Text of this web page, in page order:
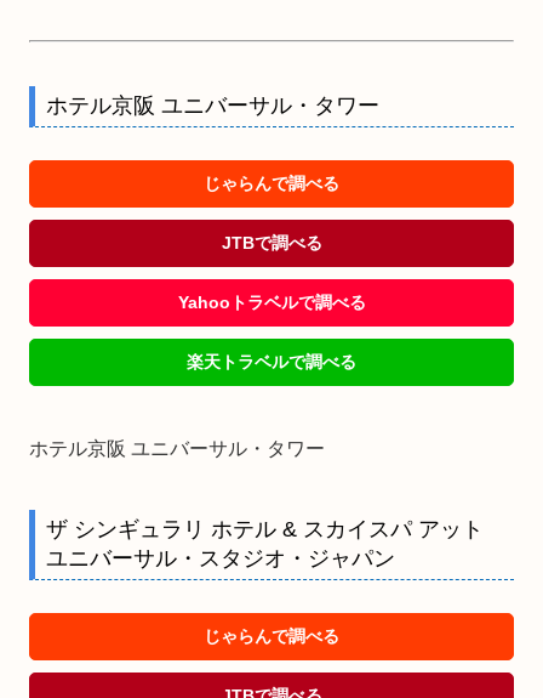
ホテル京阪 ユニバーサル・タワー
じゃらんで調べる
JTBで調べる
Yahooトラベルで調べる
楽天トラベルで調べる
ホテル京阪 ユニバーサル・タワー
ザ シンギュラリ ホテル & スカイスパ アット
ユニバーサル・スタジオ・ジャパン
じゃらんで調べる